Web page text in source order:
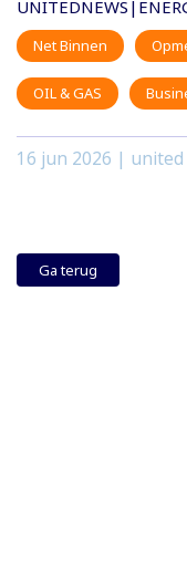
Net Binnen
OIL & GAS
16 jun 2026 | united
Ga terug